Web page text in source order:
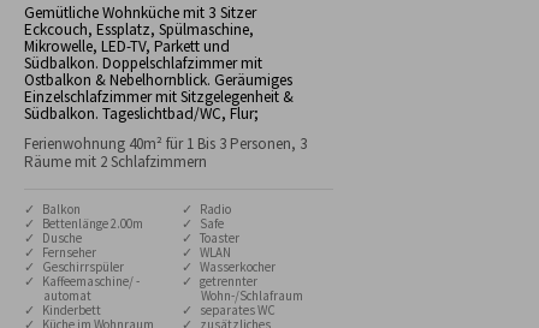
Gemütliche Wohnküche mit 3 Sitzer
Eckcouch, Essplatz, Spülmaschine,
Mikrowelle, LED-TV, Parkett und
Südbalkon. Doppelschlafzimmer mit
Ostbalkon & Nebelhornblick. Geräumiges
Einzelschlafzimmer mit Sitzgelegenheit &
Südbalkon. Tageslichtbad/WC, Flur;
Ferienwohnung 40m² für 1 Bis 3 Personen, 3
Räume mit 2 Schlafzimmern
✓ Balkon
✓ Bettenlänge 2.00m
✓ Dusche
✓ Fernseher
✓ Geschirrspüler
✓ Kaffeemaschine/ -
automat
✓ Kinderbett
✓ Küche im Wohnraum
✓ Radio
✓ Safe
✓ Toaster
✓ WLAN
✓ Wasserkocher
✓ getrennter
Wohn-/Schlafraum
✓ separates WC
✓ zusätzliches